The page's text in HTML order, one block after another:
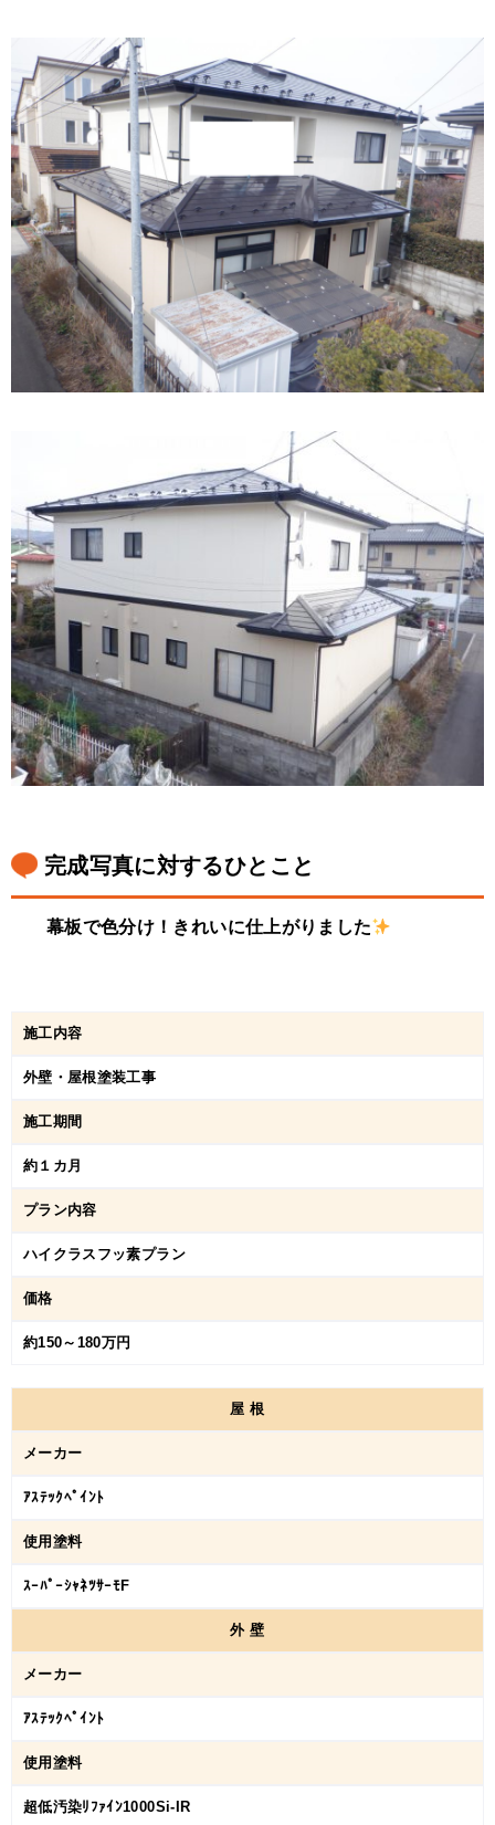
完成写真に対するひとこと
幕板で色分け！きれいに仕上がりました
施工内容
外壁・屋根塗装工事
施工期間
約１カ月
プラン内容
ハイクラスフッ素プラン
価格
約150～180万円
屋根
メーカー
ｱｽﾃｯｸﾍﾟｲﾝﾄ
使用塗料
ｽｰﾊﾟｰｼｬﾈﾂｻｰﾓF
外壁
メーカー
ｱｽﾃｯｸﾍﾟｲﾝﾄ
使用塗料
超低汚染ﾘﾌｧｲﾝ1000Si-IR